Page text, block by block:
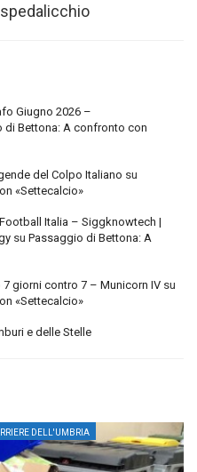
Giugno 2026 –
di Bettona: A confronto con
del Colpo Italiano su
«Settecalcio»
Italia – Siggknowtech |
su Passaggio di Bettona: A
giorni contro 7 – Municorn IV su
«Settecalcio»
e delle Stelle
DELL'UMBRIA